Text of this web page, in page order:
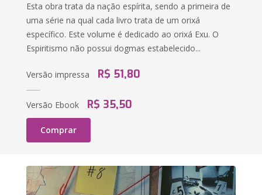
Esta obra trata da nação espírita, sendo a primeira de
uma série na qual cada livro trata de um orixá
específico. Este volume é dedicado ao orixá Exu. O
Espiritismo não possui dogmas estabelecido...
Versão impressa R$ 51,80
Versão Ebook R$ 35,50
Comprar